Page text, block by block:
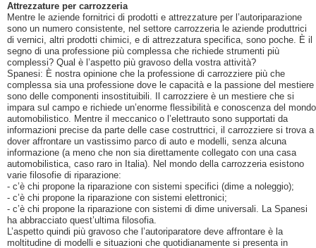
Attrezzature per carrozzeria
Mentre le aziende fornitrici di prodotti e attrezzature per l’autoriparazione
sono un numero consistente, nel settore carrozzeria le aziende produttrici
di vernici, altri prodotti chimici, e di attrezzatura specifica, sono poche. È il
segno di una professione più complessa che richiede strumenti più
complessi? Qual è l’aspetto più gravoso della vostra attività?
Spanesi: È nostra opinione che la professione di carrozziere più che
complessa sia una professione dove le capacità e la passione del mestiere
sono delle componenti insostituibili. Il carrozziere è un mestiere che si
impara sul campo e richiede un’enorme flessibilità e conoscenza del mondo
automobilistico. Mentre il meccanico o l’elettrauto sono supportati da
informazioni precise da parte delle case costruttrici, il carrozziere si trova a
dover affrontare un vastissimo parco di auto e modelli, senza alcuna
informazione (a meno che non sia direttamente collegato con una casa
automobilistica, caso raro in Italia). Nel mondo della carrozzeria esistono
varie filosofie di riparazione:
- c’è chi propone la riparazione con sistemi specifici (dime a noleggio);
- c’è chi propone la riparazione con sistemi elettronici;
- c’è chi propone la riparazione con sistemi di dime universali. La Spanesi
ha abbracciato quest’ultima filosofia.
L’aspetto quindi più gravoso che l’autoriparatore deve affrontare è la
moltitudine di modelli e situazioni che quotidianamente si presenta in